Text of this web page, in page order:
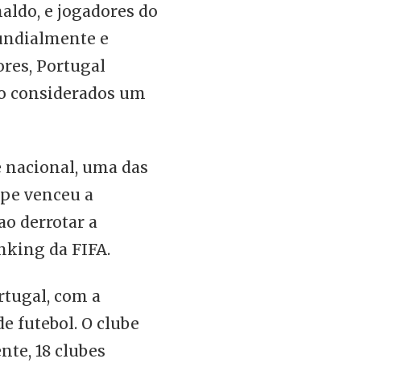
e jogadores do
e
Portugal
considerados um
uma das
venceu a
derrotar a
da FIFA.
com a
futebol. O clube
18 clubes